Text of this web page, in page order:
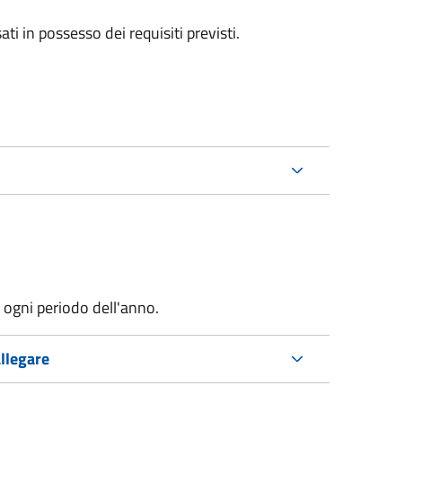
in possesso dei requisiti previsti.
periodo dell'anno.